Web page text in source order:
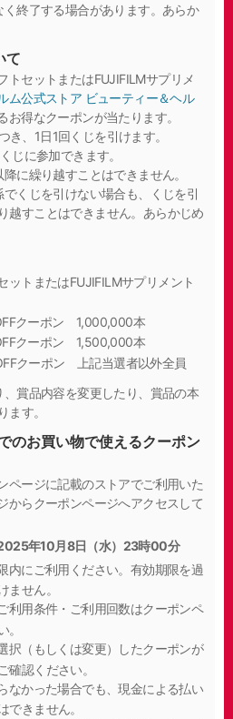
終了する場合があります。あらか
て
トセットまたはFUJIFILMサプリメ
ム公式ストア ビューティー＆ヘル
お得なクーポンが当たります。
き、1日1回くじを引けます。
じに参加できます。
に繰り越すことはできません。
でくじを引けない場合も、くじを引
越すことはできません。あらかじめ
ットまたはFUJIFILMサプリメント
クーポン 1,000,000本
クーポン 1,500,000本
クーポン 上記当選者以外全員
賞品内容を変更したり、賞品の本
ます。
のお買い物で使えるクーポン
ページに記載のストアでご利用いた
からクーポンページへアクセスして
年10月8日（水）23時00分
内にご利用ください。有効期限を過
ません。
利用条件・ご利用回数はクーポンペ
択（もしくは変更）したクーポンが
確認ください。
なかった場合でも、現金による払い
できません。